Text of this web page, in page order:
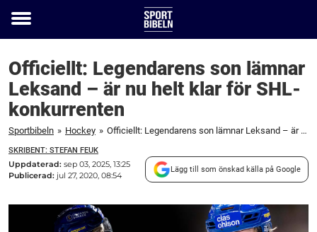
Toggle
Officiellt: Legendarens son lämnar
Leksand – är nu helt klar för SHL-
konkurrenten
Sportbibeln » Hockey » Officiellt: Legendarens son lämnar Leksand – är nu helt klar för SHL-konkurrenten
SKRIBENT: STEFAN FEUK
Uppdaterad: sep 03, 2025, 13:25
Publicerad: jul 27, 2020, 08:54
Lägg till som önskad källa på Google